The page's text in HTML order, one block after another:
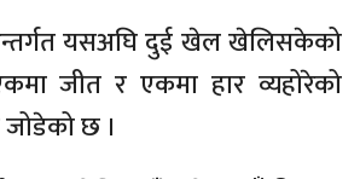
यसअघि दुई खेल खेलिसकेको
जीत र एकमा हार व्यहोरेको
छ ।